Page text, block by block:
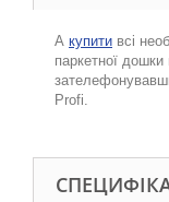
А купити всі
паркетної дошки
Profi.